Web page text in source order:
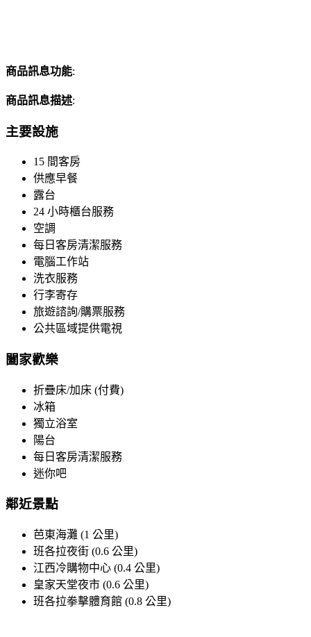
商品訊息功能:
商品訊息描述:
主要設施
15 間客房
供應早餐
露台
24 小時櫃台服務
空調
每日客房清潔服務
電腦工作站
洗衣服務
行李寄存
旅遊諮詢/購票服務
公共區域提供電視
闔家歡樂
折疊床/加床 (付費)
冰箱
獨立浴室
陽台
每日客房清潔服務
迷你吧
鄰近景點
芭東海灘 (1 公里)
班各拉夜街 (0.6 公里)
江西冷購物中心 (0.4 公里)
皇家天堂夜市 (0.6 公里)
班各拉拳擊體育館 (0.8 公里)